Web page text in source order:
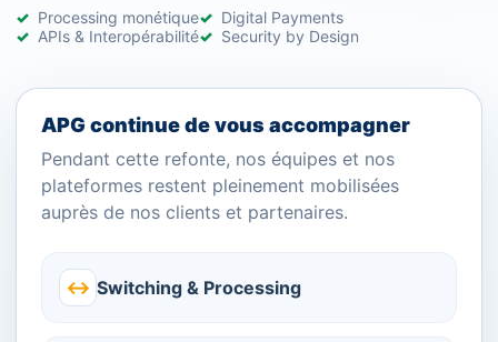
Processing monétique
Digital Payments
APIs & Interopérabilité
Security by Design
APG continue de vous accompagner
Pendant cette refonte, nos équipes et nos
plateformes restent pleinement mobilisées
auprès de nos clients et partenaires.
↔ Switching & Processing